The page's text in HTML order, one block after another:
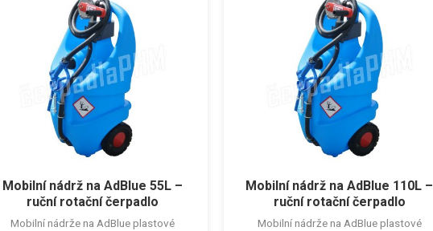
Mobilní nádrž na AdBlue 55L –
ruční rotační čerpadlo
Mobilní nádrže na AdBlue plastové
Mobilní nádrž na AdBlue 110L –
ruční rotační čerpadlo
Mobilní nádrže na AdBlue plastové